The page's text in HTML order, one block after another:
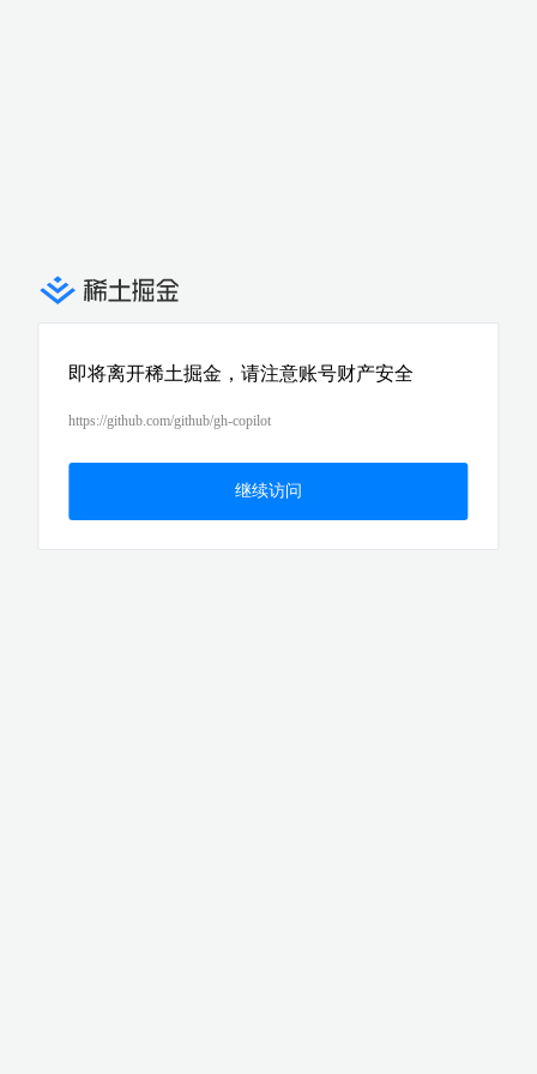
即将离开稀土掘金，请注意账号财产安全
https://github.com/github/gh-copilot
继续访问